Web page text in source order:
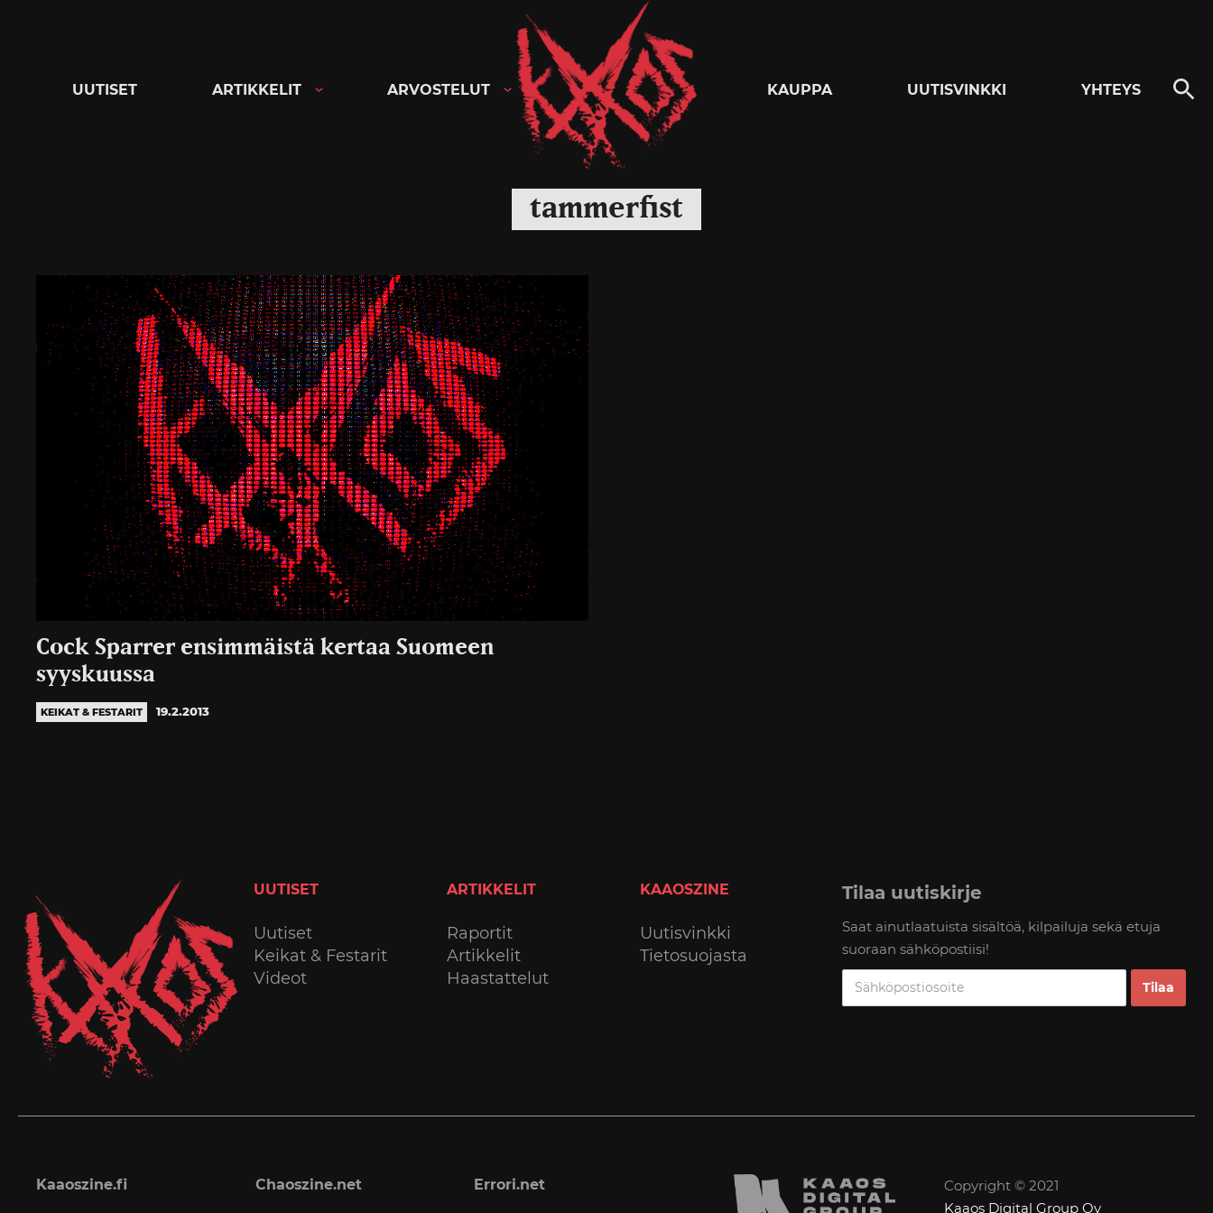
Kaaoszine
UUTISET ARTIKKELIT ARVOSTELUT KAUPPA UUTISVINKKI YHTEYS
tammerfist
Cock Sparrer ensimmäistä kertaa Suomeen
syyskuussa
KEIKAT & FESTARIT 19.2.2013
UUTISET
Uutiset
Keikat & Festarit
Videot
ARTIKKELIT
Raportit
Artikkelit
Haastattelut
KAAOSZINE
Uutisvinkki
Tietosuojasta
Tilaa uutiskirje
Saat ainutlaatuista sisältöä, kilpailuja sekä etuja
suoraan sähköpostiisi!
Kaaoszine.fi Chaoszine.net Errori.net
Copyright © 2021
Kaaos Digital Group Oy